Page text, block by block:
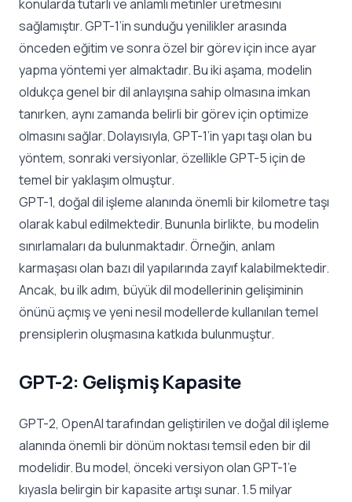
konularda tutarlı ve anlamlı metinler üretmesini
sağlamıştır. GPT-1’in sunduğu yenilikler arasında
önceden eğitim ve sonra özel bir görev için ince ayar
yapma yöntemi yer almaktadır. Bu iki aşama, modelin
oldukça genel bir dil anlayışına sahip olmasına imkan
tanırken, aynı zamanda belirli bir görev için optimize
olmasını sağlar. Dolayısıyla, GPT-1’in yapı taşı olan bu
yöntem, sonraki versiyonlar, özellikle GPT-5 için de
temel bir yaklaşım olmuştur.
GPT-1, doğal dil işleme alanında önemli bir kilometre taşı
olarak kabul edilmektedir. Bununla birlikte, bu modelin
sınırlamaları da bulunmaktadır. Örneğin, anlam
karmaşası olan bazı dil yapılarında zayıf kalabilmektedir.
Ancak, bu ilk adım, büyük dil modellerinin gelişiminin
önünü açmış ve yeni nesil modellerde kullanılan temel
prensiplerin oluşmasına katkıda bulunmuştur.
GPT-2: Gelişmiş Kapasite
GPT-2, OpenAI tarafından geliştirilen ve doğal dil işleme
alanında önemli bir dönüm noktası temsil eden bir dil
modelidir. Bu model, önceki versiyon olan GPT-1’e
kıyasla belirgin bir kapasite artışı sunar. 1.5 milyar